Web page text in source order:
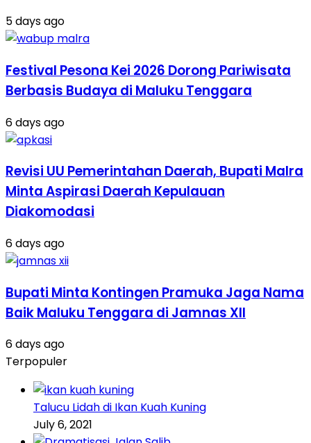
5 days ago
Festival Pesona Kei 2026 Dorong Pariwisata
Berbasis Budaya di Maluku Tenggara
6 days ago
Revisi UU Pemerintahan Daerah, Bupati Malra
Minta Aspirasi Daerah Kepulauan
Diakomodasi
6 days ago
Bupati Minta Kontingen Pramuka Jaga Nama
Baik Maluku Tenggara di Jamnas XII
6 days ago
Terpopuler
Talucu Lidah di Ikan Kuah Kuning
July 6, 2021